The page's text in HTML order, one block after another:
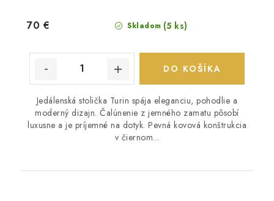
Skladom (5 ks)
70 €
DO KOŠÍKA
Jedálenská stolička Turin spája eleganciu, pohodlie a
moderný dizajn. Čalúnenie z jemného zamatu pôsobí
luxusne a je príjemné na dotyk. Pevná kovová konštrukcia
v čiernom...